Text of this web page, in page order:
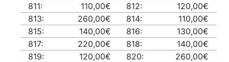
811:
110,00€ 812:
120,00€
813:
260,00€ 814:
110,00€
815:
140,00€ 816:
130,00€
817:
220,00€ 818:
140,00€
819:
120,00€ 820:
260,00€